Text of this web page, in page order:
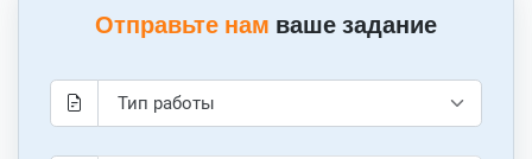
Отправьте нам ваше задание